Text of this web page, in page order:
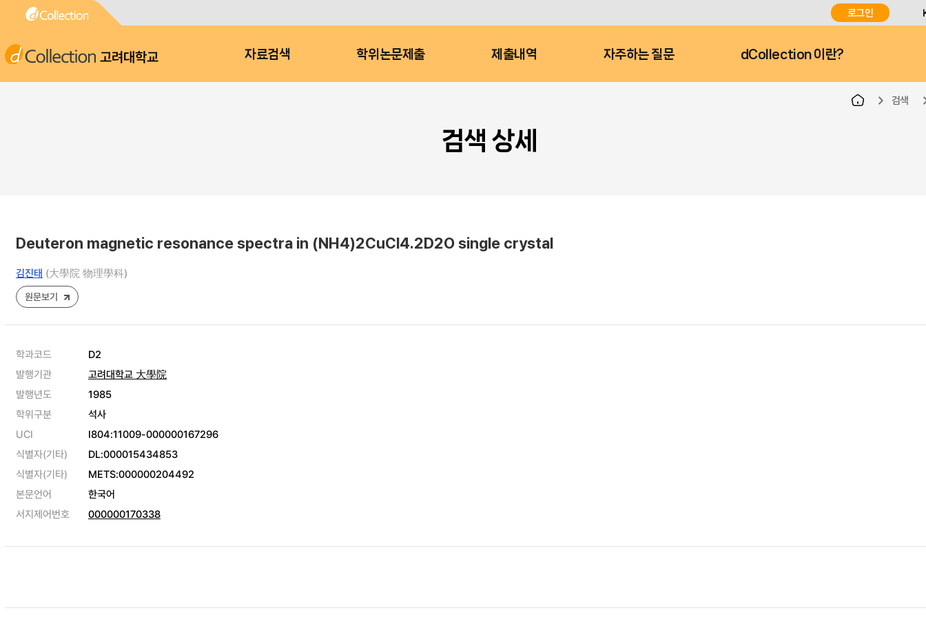
로그인
고려대학교 자료검색 학위논문제출 제출내역 자주하는 질문 dCollection 이란?
검색
검색 상세
Deuteron magnetic resonance spectra in (NH4)2CuCl4.2D2O single crystal
김진태 (大學院 物理學科)
원문보기
학과코드
D2
발행기관
고려대학교 大學院
발행년도
1985
학위구분
석사
UCI
I804:11009-000000167296
식별자(기타)
DL:000015434853
식별자(기타)
METS:000000204492
본문언어
한국어
서지제어번호
000000170338